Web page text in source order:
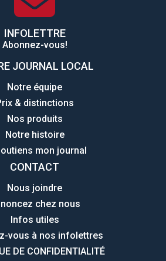
INFOLETTRE
Abonnez-vous!
JOURNAL LOCAL
Notre équipe
& distinctions
Nos produits
Notre histoire
mon journal
CONTACT
Nous joindre
chez nous
Infos utiles
vous à nos infolettres
DE CONFIDENTIALITÉ